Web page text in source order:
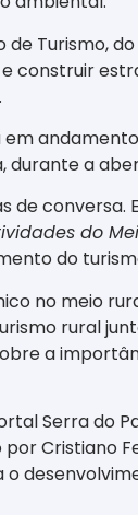
Turismo,
durante a
conversa.
do
do
no meio
rural
a
Serra do
Cristiano